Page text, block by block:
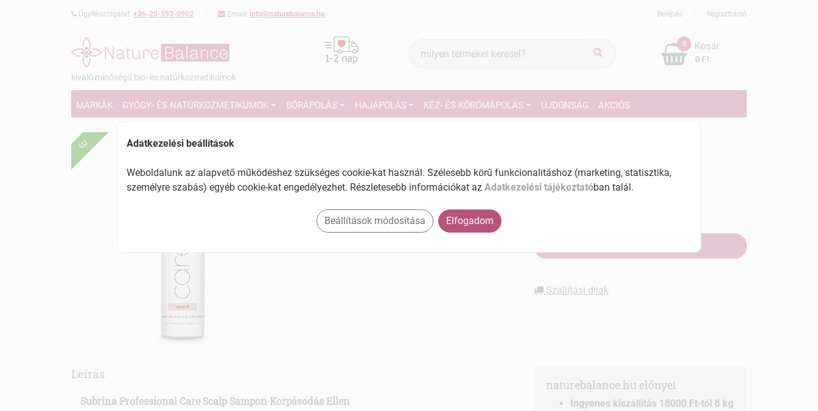
Ügyfélszolgálat: +36-20-593-0902 Email: info@naturebalance.hu Regisztráció
Belépés
kiváló minőségű bio- és natúrkozmetikumok
keresés
0
0 Ft
Kosár
MÁRKÁK GYÓGY- ÉS NATÚRKOZMETIKUMOK BŐRÁPOLÁS HAJÁPOLÁS KÉZ- ÉS KÖRÖMÁPOLÁS ÚJDONSÁG AKCIÓS
ÚJ
Tartalom: 250 ml
EAN: 4260446015716
27% ÁFÁ-val , [9516 Ft/l]
Szállítási díjak
Leírás
Subrina Professional Care Scalp Sampon Korpásodás Ellen
naturebalance.hu előnyei
Ingyenes kiszállítás 18000 Ft-tól 8 kg
Adatkezelési beállítások
Weboldalunk az alapvető működéshez szükséges cookie-kat használ. Szélesebb körű funkcionalitáshoz (marketing, statisztika,
személyre szabás) egyéb cookie-kat engedélyezhet. Részletesebb információkat az Adatkezelési tájékoztatóban talál.
Beállítások módosítása Elfogadom